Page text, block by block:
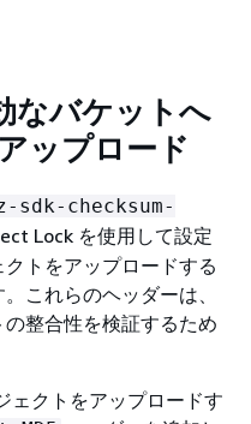
なバケットへ
ップロード
sdk-checksum-
Lock を使用して設定
トをアップロードする
これらのヘッダーは、
整合性を検証するため
ェクトをアップロードす